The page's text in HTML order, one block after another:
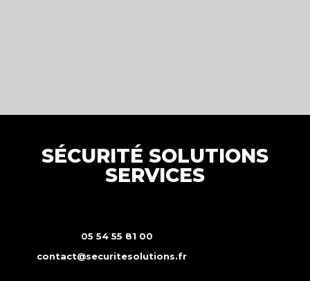
SÉCURITÉ SOLUTIONS
SERVICES
05 54 55 81 00
contact@securitesolutions.fr